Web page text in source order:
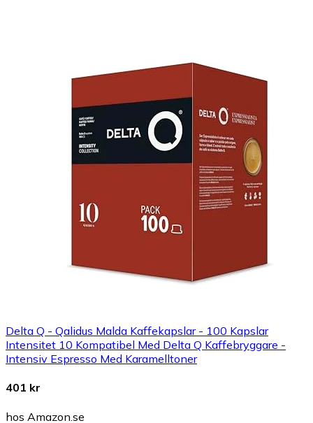
Delta Q - Qalidus Malda Kaffekapslar - 100 Kapslar
Intensitet 10 Kompatibel Med Delta Q Kaffebryggare -
Intensiv Espresso Med Karamelltoner
401 kr
hos Amazon.se